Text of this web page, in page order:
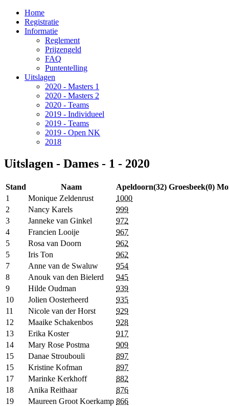
Home
Registratie
Informatie
Reglement
Prijzengeld
FAQ
Puntentelling
Uitslagen
2020 - Masters 1
2020 - Masters 2
2020 - Teams
2019 - Individueel
2019 - Teams
2019 - Open NK
2018
Uitslagen - Dames - 1 - 2020
Stand Naam Apeldoorn(32) Groesbeek(0)
1
Monique Zeldenrust
1000
2
Nancy Karels
999
3
Janneke van Ginkel
972
4
Francien Looije
967
5
Rosa van Doorn
962
5
Iris Ton
962
7
Anne van de Swaluw
954
8
Anouk van den Bielerd
945
9
Hilde Oudman
939
10
Jolien Oosterheerd
935
11
Nicole van der Horst
929
12
Maaike Schakenbos
928
13
Erika Koster
917
14
Mary Rose Postma
909
15
Danae Stroubouli
897
15
Kristine Kofman
897
17
Marinke Kerkhoff
882
18
Anika Reithaar
876
19
Maureen Groot Koerkamp 866